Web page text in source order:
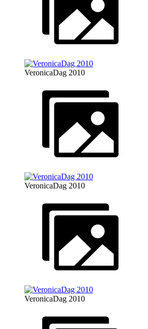
VeronicaDag 2010
VeronicaDag 2010
VeronicaDag 2010